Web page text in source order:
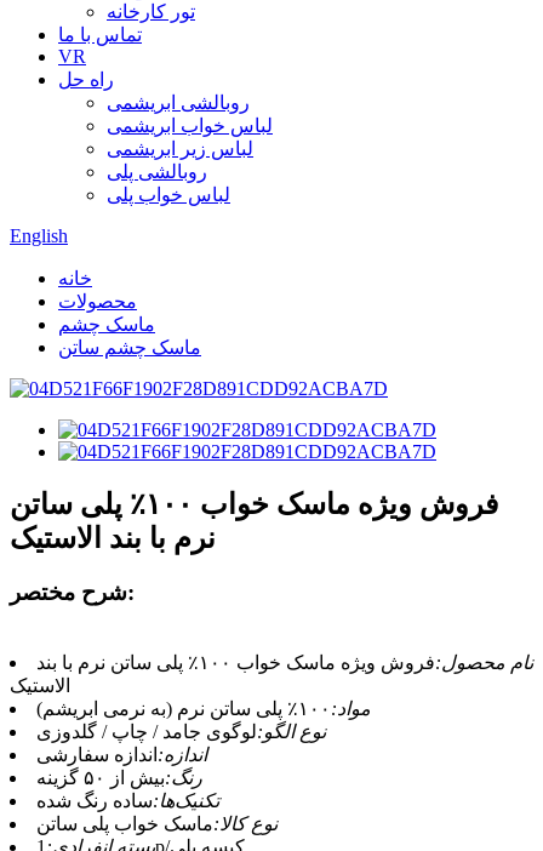
تور کارخانه
تماس با ما
VR
راه حل
روبالشی ابریشمی
لباس خواب ابریشمی
لباس زیر ابریشمی
روبالشی پلی
لباس خواب پلی
English
خانه
محصولات
ماسک چشم
ماسک چشم ساتن
فروش ویژه ماسک خواب ۱۰۰٪ پلی ساتن
نرم با بند الاستیک
شرح مختصر:
نام محصول:
فروش ویژه ماسک خواب ۱۰۰٪ پلی ساتن نرم با بند
الاستیک
مواد: ۱۰۰٪ پلی ساتن نرم (به نرمی ابریشم)
نوع الگو:لوگوی جامد / چاپ / گلدوزی
اندازه: اندازه سفارشی
رنگ:بیش از ۵۰ گزینه
تکنیک‌ها:ساده رنگ شده
نوع کالا:ماسک خواب پلی ساتن
بسته انفرادی:
1p/کیسه پلی